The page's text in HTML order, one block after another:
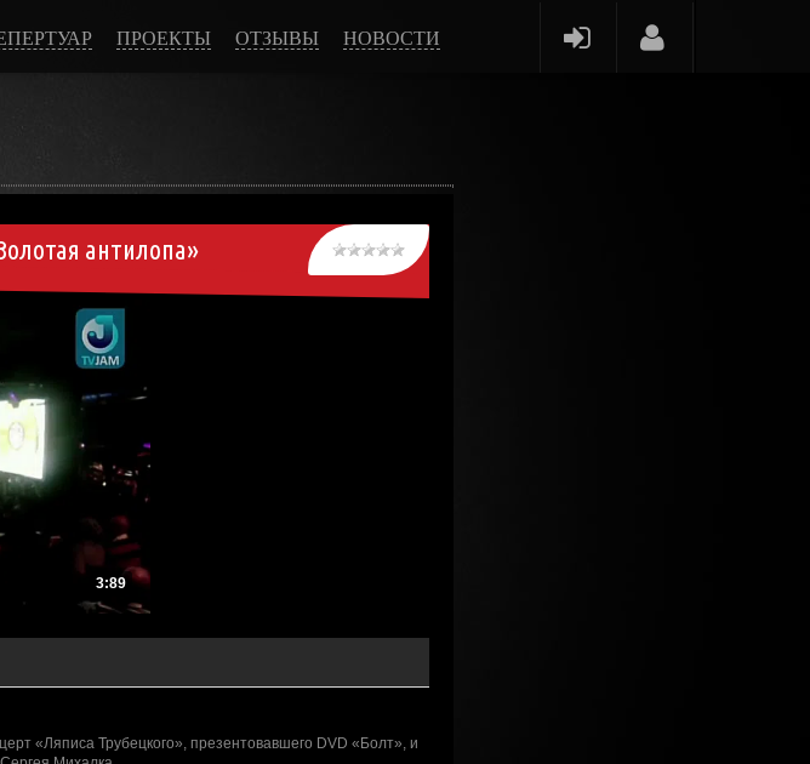
ПРОЕКТЫ ОТЗЫВЫ НОВОСТИ
антилопа»
3:89
«Ляписа Трубецкого», презентовавшего DVD «Болт», и